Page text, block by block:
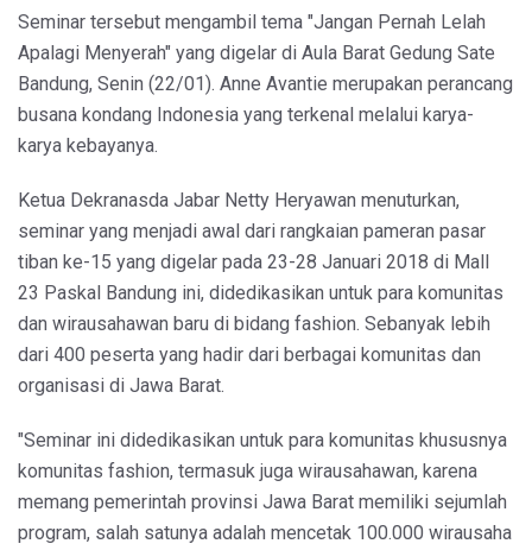
Seminar tersebut mengambil tema "Jangan Pernah Lelah
Apalagi Menyerah" yang digelar di Aula Barat Gedung Sate
Bandung, Senin (22/01). Anne Avantie merupakan perancang
busana kondang Indonesia yang terkenal melalui karya-
karya kebayanya.
Ketua Dekranasda Jabar Netty Heryawan menuturkan,
seminar yang menjadi awal dari rangkaian pameran pasar
tiban ke-15 yang digelar pada 23-28 Januari 2018 di Mall
23 Paskal Bandung ini, didedikasikan untuk para komunitas
dan wirausahawan baru di bidang fashion. Sebanyak lebih
dari 400 peserta yang hadir dari berbagai komunitas dan
organisasi di Jawa Barat.
"Seminar ini didedikasikan untuk para komunitas khususnya
komunitas fashion, termasuk juga wirausahawan, karena
memang pemerintah provinsi Jawa Barat memiliki sejumlah
program, salah satunya adalah mencetak 100.000 wirausaha